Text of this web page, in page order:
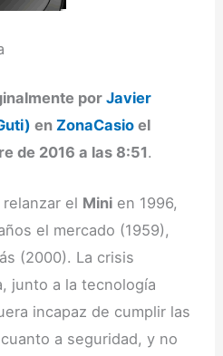
porJavier
enZonaCasio el
de 2016 a las 8:51.
el Mini en 1996,
el mercado (1959),
(2000). La crisis
junto a la tecnología
incapaz de cumplir las
a seguridad, y no